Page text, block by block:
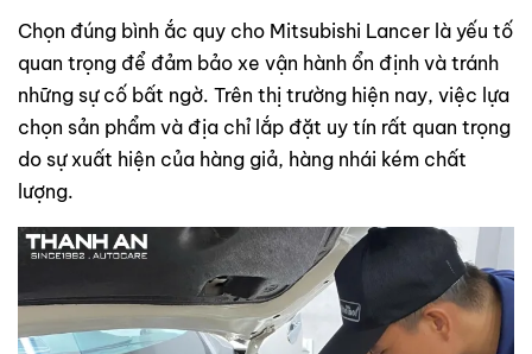
Chọn đúng bình ắc quy cho Mitsubishi Lancer là yếu tố
quan trọng để đảm bảo xe vận hành ổn định và tránh
những sự cố bất ngờ. Trên thị trường hiện nay, việc lựa
chọn sản phẩm và địa chỉ lắp đặt uy tín rất quan trọng
do sự xuất hiện của hàng giả, hàng nhái kém chất
lượng.